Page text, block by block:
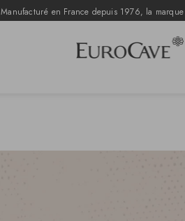
Manufacturé en France depuis 1976, la